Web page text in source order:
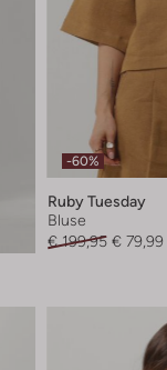
-60%
Ruby Tuesday
Bluse
€ 199,95 € 79,99